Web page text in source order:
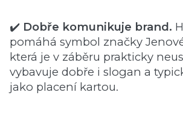
✔️ Dobře komunikuje brand.
pomáhá symbol značky
která je v záběru prakticky
vybavuje dobře i slogan a
jako placení kartou.